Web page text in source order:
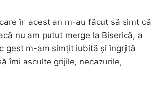
în acest an m-au făcut să simt că
nu am putut merge la Biserică, a
gest m-am simțit iubită și îngrjită
îmi asculte grijile, necazurile,